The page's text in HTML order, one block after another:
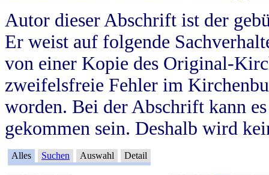
Autor dieser Abschrift ist der
Er weist auf folgende
von einer Kopie des Original-
zweifelsfreie Fehler im
worden. Bei der Abschrift kann
gekommen sein. Deshalb wird
Alles Suchen Auswahl Detail